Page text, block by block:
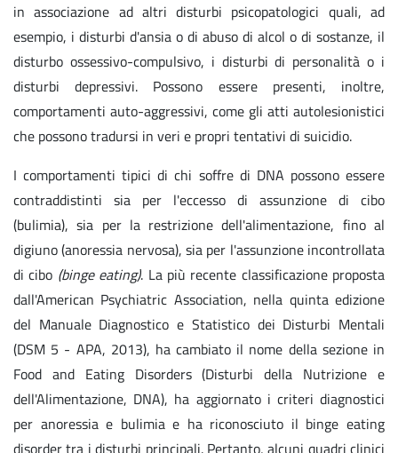
in associazione ad altri disturbi psicopatologici quali, ad
esempio, i disturbi d'ansia o di abuso di alcol o di sostanze, il
disturbo ossessivo-compulsivo, i disturbi di personalità o i
disturbi depressivi. Possono essere presenti, inoltre,
comportamenti auto-aggressivi, come gli atti autolesionistici
che possono tradursi in veri e propri tentativi di suicidio.
I comportamenti tipici di chi soffre di DNA possono essere
contraddistinti sia per l'eccesso di assunzione di cibo
(bulimia), sia per la restrizione dell'alimentazione, fino al
digiuno (anoressia nervosa), sia per l'assunzione incontrollata
di cibo (binge eating). La più recente classificazione proposta
dall'American Psychiatric Association, nella quinta edizione
del Manuale Diagnostico e Statistico dei Disturbi Mentali
(DSM 5 - APA, 2013), ha cambiato il nome della sezione in
Food and Eating Disorders (Disturbi della Nutrizione e
dell'Alimentazione, DNA), ha aggiornato i criteri diagnostici
per anoressia e bulimia e ha riconosciuto il binge eating
disorder tra i disturbi principali. Pertanto, alcuni quadri clinici